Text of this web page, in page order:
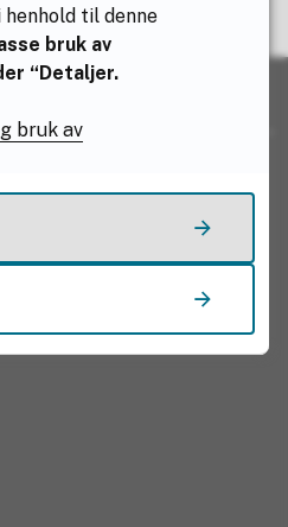
Nei
henhold til denne
bruk av
“Detaljer.
bruk av